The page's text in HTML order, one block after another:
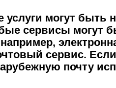
могут быть
сервисы могут
сервис.
почту